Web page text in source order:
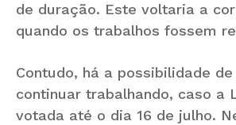
de duração. Este voltaria a
quando os trabalhos fossem
Contudo, há a possibilidade de
continuar trabalhando, caso a
votada até o dia 16 de julho.